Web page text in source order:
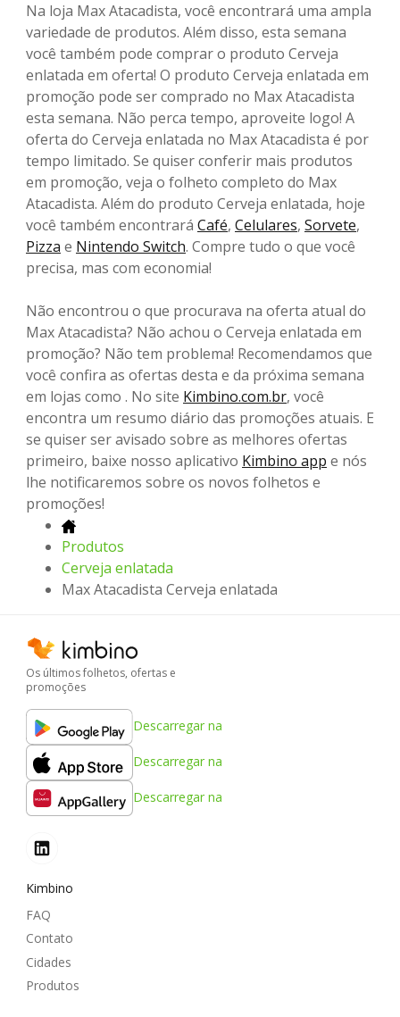
Na loja Max Atacadista, você encontrará uma ampla
variedade de produtos. Além disso, esta semana
você também pode comprar o produto Cerveja
enlatada em oferta! O produto Cerveja enlatada em
promoção pode ser comprado no Max Atacadista
esta semana. Não perca tempo, aproveite logo! A
oferta do Cerveja enlatada no Max Atacadista é por
tempo limitado. Se quiser conferir mais produtos
em promoção, veja o folheto completo do Max
Atacadista. Além do produto Cerveja enlatada, hoje
você também encontrará Café, Celulares, Sorvete,
Pizza e Nintendo Switch. Compre tudo o que você
precisa, mas com economia!
Não encontrou o que procurava na oferta atual do
Max Atacadista? Não achou o Cerveja enlatada em
promoção? Não tem problema! Recomendamos que
você confira as ofertas desta e da próxima semana
em lojas como . No site Kimbino.com.br, você
encontra um resumo diário das promoções atuais. E
se quiser ser avisado sobre as melhores ofertas
primeiro, baixe nosso aplicativo Kimbino app e nós
lhe notificaremos sobre os novos folhetos e
promoções!
Produtos
Cerveja enlatada
Max Atacadista Cerveja enlatada
Os últimos folhetos, ofertas e
promoções
Descarregar na
Descarregar na
Descarregar na
Kimbino
FAQ
Contato
Cidades
Produtos